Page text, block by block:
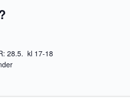
28.5. kl 17-18